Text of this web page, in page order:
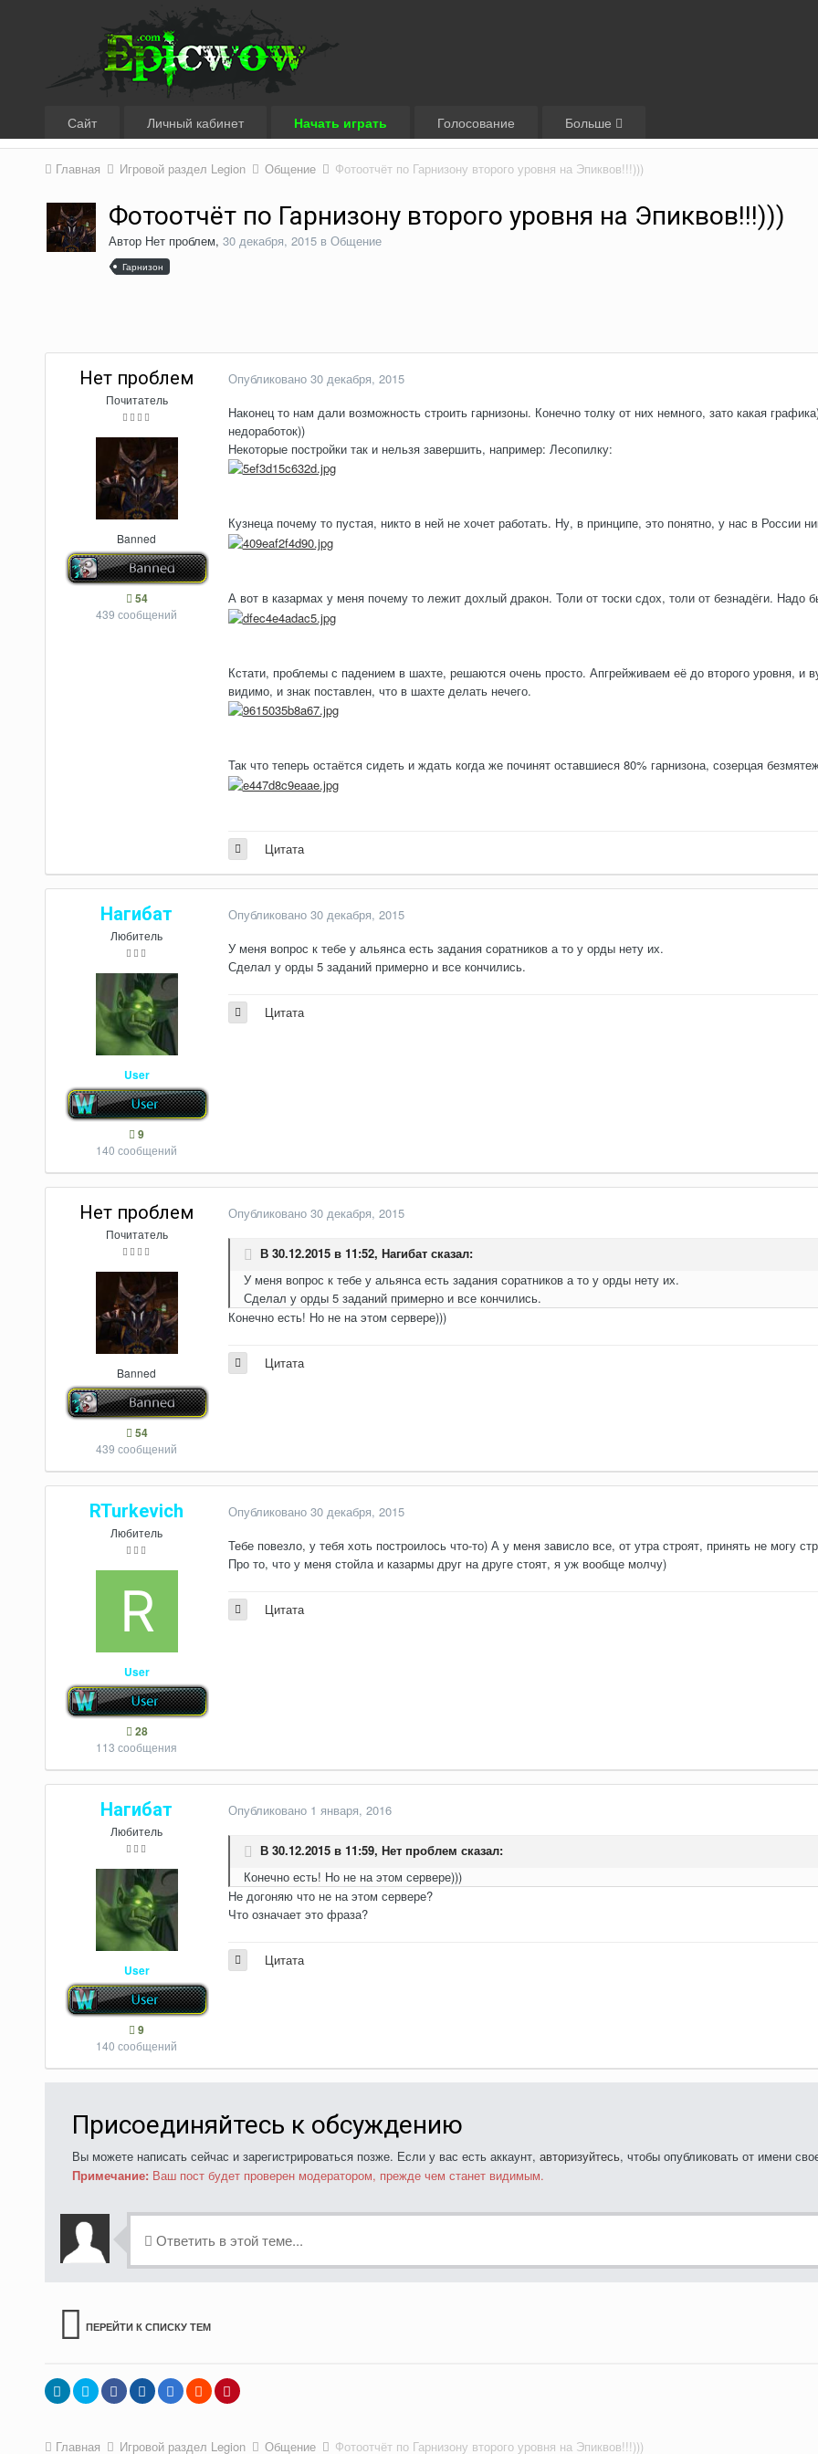
Сайт Личный кабинет Начать играть Голосование Больше
Главная Игровой раздел Legion Общение Фотоотчёт по Гарнизону второго уровня на Эпиквов!!!)))
Фотоотчёт по Гарнизону второго уровня на Эпиквов!!!)))
Автор Нет проблем, 30 декабря, 2015в Общение
Гарнизон
Нет проблем
Почитатель
Banned
54
439 сообщений
Опубликовано 30 декабря, 2015
Наконец то нам дали возможность строить гарнизоны. Конечно толку от них немного, зато какая
недоработок))
Некоторые постройки так и нельзя завершить, например: Лесопилку:
Кузнеца почему то пустая, никто в ней не хочет работать. Ну, в принципе, это понятно, у нас в России
А вот в казармах у меня почему то лежит дохлый дракон. Толи от тоски сдох, толи от безнадёги. Надо
Кстати, проблемы с падением в шахте, решаются очень просто. Апгрейживаем её до второго уровня,
видимо, и знак поставлен, что в шахте делать нечего.
Так что теперь остаётся сидеть и ждать когда же починят оставшиеся 80% гарнизона, созерцая
Цитата
Нагибат
Любитель
User
9
140 сообщений
Опубликовано 30 декабря, 2015
У меня вопрос к тебе у альянса есть задания соратников а то у орды нету их.
Сделал у орды 5 заданий примерно и все кончились.
Цитата
Нет проблем
Почитатель
Banned
54
439 сообщений
Опубликовано 30 декабря, 2015
В 30.12.2015 в 11:52, Нагибатсказал:
У меня вопрос к тебе у альянса есть задания соратников а то у орды нету их.
Сделал у орды 5 заданий примерно и все кончились.
Конечно есть! Но не на этом сервере)))
Цитата
RTurkevich
Любитель
User
28
113 сообщения
Опубликовано 30 декабря, 2015
Тебе повезло, у тебя хоть построилось что-то) А у меня зависло все, от утра строят, принять не могу
Про то, что у меня стойла и казармы друг на друге стоят, я уж вообще молчу)
Цитата
Нагибат
Любитель
User
9
140 сообщений
Опубликовано 1 января, 2016
В 30.12.2015 в 11:59, Нет проблем сказал:
Конечно есть! Но не на этом сервере)))
Не догоняю что не на этом сервере?
Что означает это фраза?
Цитата
Присоединяйтесь к обсуждению
Вы можете написать сейчас и зарегистрироваться позже. Если у вас есть аккаунт, авторизуйтесь, чтобы опубликовать от имени
Примечание: Ваш пост будет проверен модератором, прежде чем станет видимым.
Ответить в этой теме...
ПЕРЕЙТИ К СПИСКУ ТЕМ
Главная Игровой раздел Legion Общение Фотоотчёт по Гарнизону второго уровня на Эпиквов!!!)))